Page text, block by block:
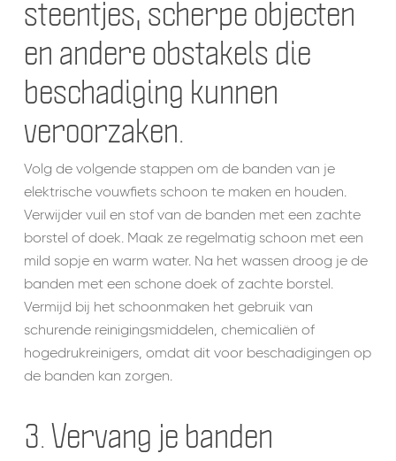
steentjes, scherpe objecten
en andere obstakels die
beschadiging kunnen
veroorzaken.
Volg de volgende stappen om de banden van je
elektrische vouwfiets schoon te maken en houden.
Verwijder vuil en stof van de banden met een zachte
borstel of doek. Maak ze regelmatig schoon met een
mild sopje en warm water. Na het wassen droog je de
banden met een schone doek of zachte borstel.
Vermijd bij het schoonmaken het gebruik van
schurende reinigingsmiddelen, chemicaliën of
hogedrukreinigers, omdat dit voor beschadigingen op
de banden kan zorgen.
3. Vervang je banden